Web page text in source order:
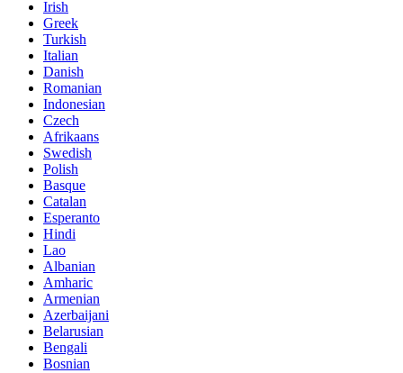
Irish
Greek
Turkish
Italian
Danish
Romanian
Indonesian
Czech
Afrikaans
Swedish
Polish
Basque
Catalan
Esperanto
Hindi
Lao
Albanian
Amharic
Armenian
Azerbaijani
Belarusian
Bengali
Bosnian